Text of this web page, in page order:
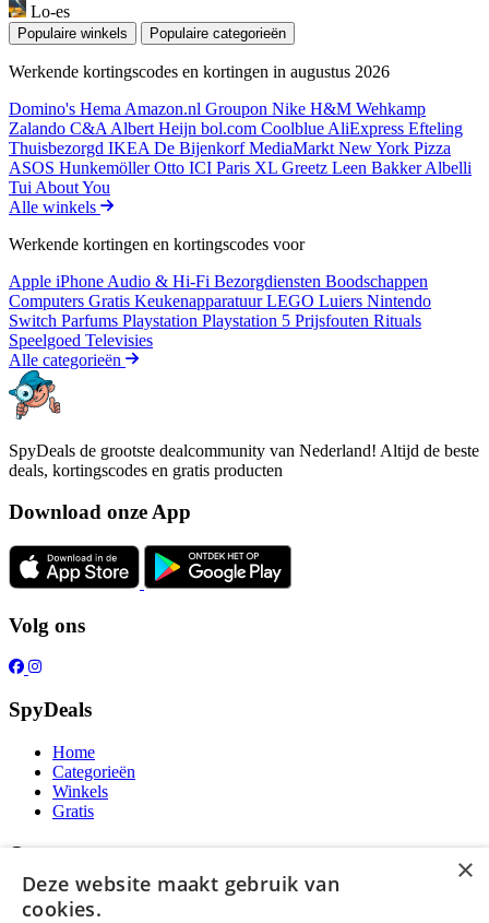
Lo-es
Populaire winkels Populaire categorieën
Werkende kortingscodes en kortingen in augustus 2026
Domino's Hema Amazon.nl Groupon Nike H&M Wehkamp
Zalando C&A Albert Heijn bol.com Coolblue AliExpress Efteling
Thuisbezorgd IKEA De BijenkorfMediaMarkt New York Pizza
ASOS HunkemöllerOtto ICI Paris XL Greetz Leen BakkerAlbelli
Tui About You
Alle winkels
Werkende kortingen en kortingscodes voor
Apple iPhone Audio & Hi-Fi Bezorgdiensten Boodschappen
Computers Gratis KeukenapparatuurLEGO Luiers Nintendo
Switch Parfums Playstation Playstation 5 Prijsfouten Rituals
Speelgoed Televisies
Alle categorieën
SpyDeals de grootste dealcommunity van Nederland! Altijd de beste
deals, kortingscodes en gratis producten
Download onze App
Volg ons
SpyDeals
Home
Categorieën
Winkels
Gratis
Over ons
Over ons
Contact
×
Deze website maakt gebruik van
cookies.